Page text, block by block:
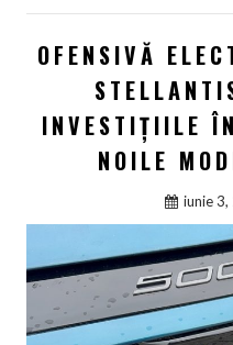
OFENSIVĂ
INVESTIȚIILE
NOILE
iunie